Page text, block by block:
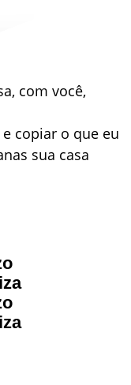
, com você,
copiar o que eu
sua casa